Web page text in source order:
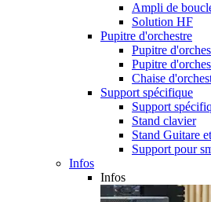
Ampli de
Solution HF
Pupitre d'orchestre
Pupitre
Pupitre
Chaise
Support spécifique
Support
Stand clavier
Stand Guitare
Support pour
Infos
Infos